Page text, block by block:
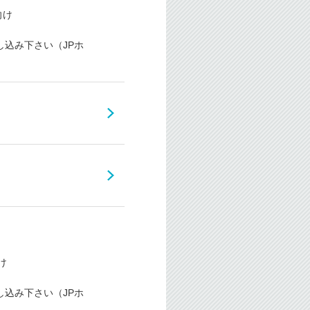
け
込み下さい（JPホ
込み下さい（JPホ